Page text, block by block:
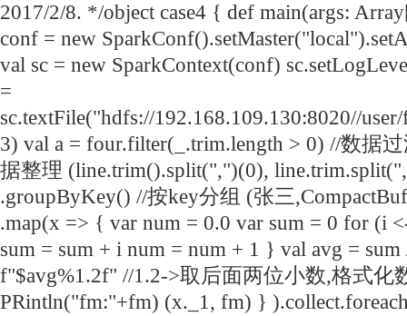
2017/2/8. */object case4 { def main(args:
conf = new
val sc = new SparkContext(conf)
=
sc.textFile("hdfs://192.168.109.130:8020//
3) val a = four.filter(_.trim.length > 0) //数据
据整理 (line.trim().split(",")(0),
.groupByKey() //按key分组 (张三
.map(x => { var num = 0.0 var sum = 0 for (i
sum = sum + i num = num + 1 } val avg =
f"$avg%1.2f" //1.2->取后面两位小数,格式化
PRintln("fm:"+fm) (x._1, fm) }